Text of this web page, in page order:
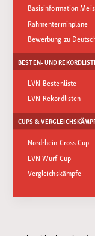
Basisinformation
Rahmenterminpläne
Bewerbung zu
BESTEN- UND
LVN-Bestenliste
LVN-Rekordlisten
CUPS &
Nordrhein Cross Cup
LVN Wurf Cup
Vergleichskämpfe